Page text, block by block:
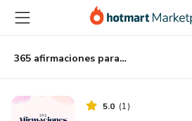
principal
página
de
página
365 afirmaciones para mujeres abundantes y felices
5.0 (1)